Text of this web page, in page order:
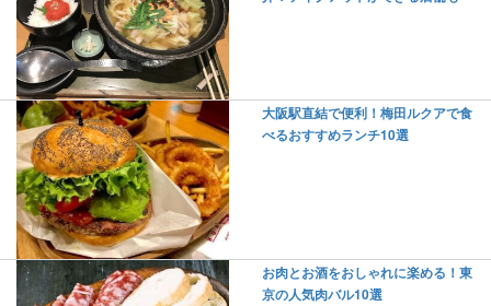
大阪駅直結で便利！梅田ルクアで食
べるおすすめランチ10選
お肉とお酒をおしゃれに楽める！東
京の人気肉バル10選